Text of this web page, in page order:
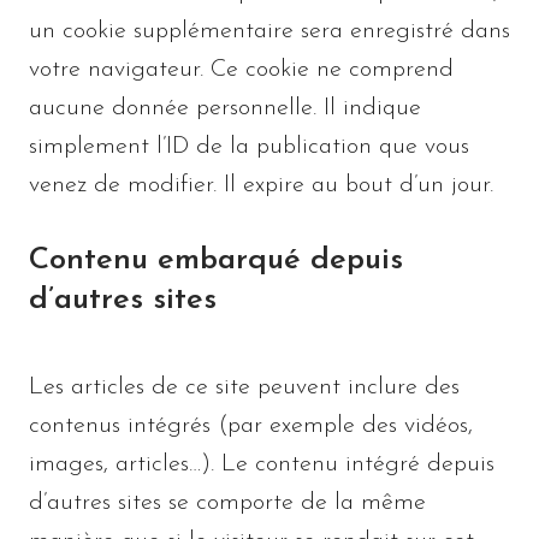
un cookie supplémentaire sera enregistré dans
votre navigateur. Ce cookie ne comprend
aucune donnée personnelle. Il indique
simplement l’ID de la publication que vous
venez de modifier. Il expire au bout d’un jour.
Contenu embarqué depuis
d’autres sites
Les articles de ce site peuvent inclure des
contenus intégrés (par exemple des vidéos,
images, articles…). Le contenu intégré depuis
d’autres sites se comporte de la même